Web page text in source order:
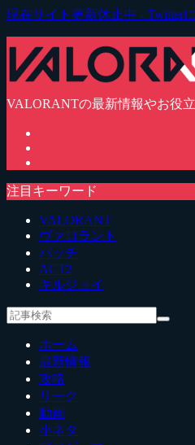
現在サイト更新休止中 - Twitter
VALORANTの最新情報やお役
注目キーワード
VALORANT
ヴァロラント
パッチ
ACT2
キルジョイ
ホーム
最新情報
攻略
リーク
動画
小ネタ